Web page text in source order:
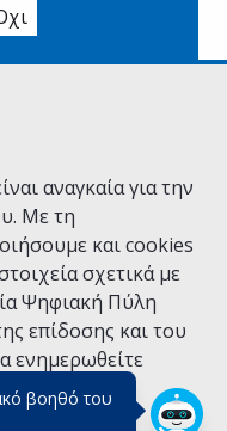
βοηθό του
αναγκαία για την
Με τη
και cookies
σχετικά με
Ψηφιακή Πύλη
επίδοσης και του
ενημερωθείτε